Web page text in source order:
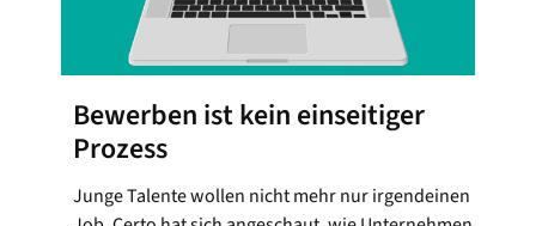
Bewerben ist kein einseitiger
Prozess
Junge Talente wollen nicht mehr nur irgendeinen